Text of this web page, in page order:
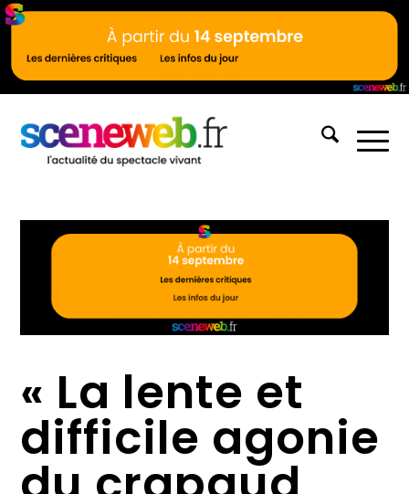
« La lente et
difficile agonie